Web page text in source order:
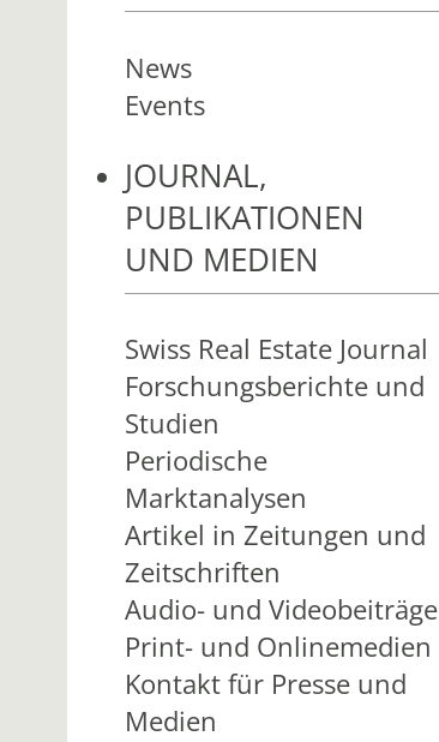
News
Events
JOURNAL,
PUBLIKATIONEN
UND MEDIEN
Swiss Real Estate Journal
Forschungsberichte und
Studien
Periodische
Marktanalysen
Artikel in Zeitungen und
Zeitschriften
Audio- und Videobeiträge
Print- und Onlinemedien
Kontakt für Presse und
Medien